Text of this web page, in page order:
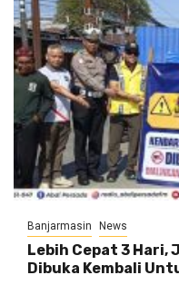
Banjarmasin News
Lebih Cepat 3 Hari,
Dibuka Kembali